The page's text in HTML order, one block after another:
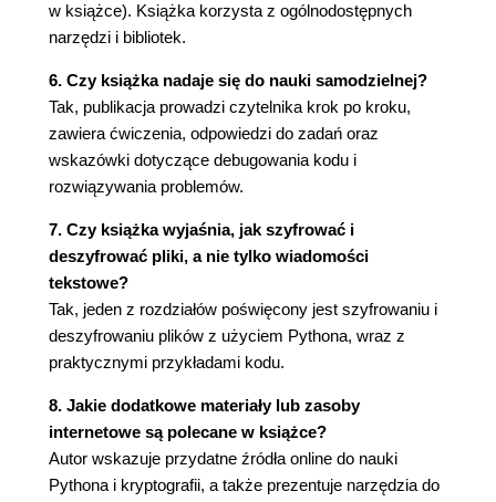
Pobieranie danych wejściowych od
użytkownika 65
Podsumowanie 66
4. Szyfr odwrotny 69
Kod źródłowy programu wykorzystującego szyfr
odwrotny 70
Definiowanie komentarzy i zmiennych 71
Określanie długości ciągu tekstowego 72
Wprowadzenie do pętli while 73
Boolowski typ danych 73
Operatory porównania 74
Blok kodu 76
Konstrukcja pętli while 77
"Rośnięcie" ciągu tekstowego 78
Usprawnianie programu za pomocą funkcji input()
81
w książce). Książka korzysta z ogólnodostępnych
narzędzi i bibliotek.
6. Czy książka nadaje się do nauki samodzielnej?
Tak, publikacja prowadzi czytelnika krok po kroku,
zawiera ćwiczenia, odpowiedzi do zadań oraz
wskazówki dotyczące debugowania kodu i
rozwiązywania problemów.
7. Czy książka wyjaśnia, jak szyfrować i
deszyfrować pliki, a nie tylko wiadomości
tekstowe?
Tak, jeden z rozdziałów poświęcony jest szyfrowaniu i
deszyfrowaniu plików z użyciem Pythona, wraz z
praktycznymi przykładami kodu.
8. Jakie dodatkowe materiały lub zasoby
internetowe są polecane w książce?
Autor wskazuje przydatne źródła online do nauki
Pythona i kryptografii, a także prezentuje narzędzia do